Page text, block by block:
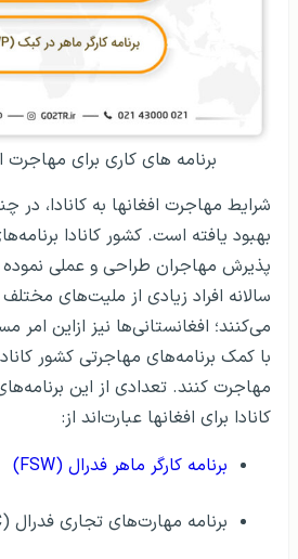
برنامه های کاری برای مهاجرت
شرایط مهاجرت افغانها به کانادا، در
بهبود یافته است. کشور کانادا
پذیرش مهاجران طراحی و عملی
سالانه افراد زیادی از ملیت‌های
می‌کنند؛ افغانستانی‌ها نیز ازاین امر
با کمک برنامه‌های مهاجرتی کشور
مهاجرت کنند. تعدادی از این
کانادا برای افغانها عبارت‌اند از:
برنامه‌ کارگر ماهر فدرال (FSW)
برنامه‌‌ مهارت‌های تجاری فدرال (FSTC)